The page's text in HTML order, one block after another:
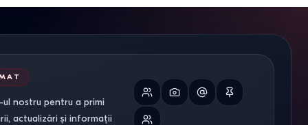
Limitat
Pentru lucrări ușoare
sezonului agricol.
nostru pentru a primi
actualizări și informații